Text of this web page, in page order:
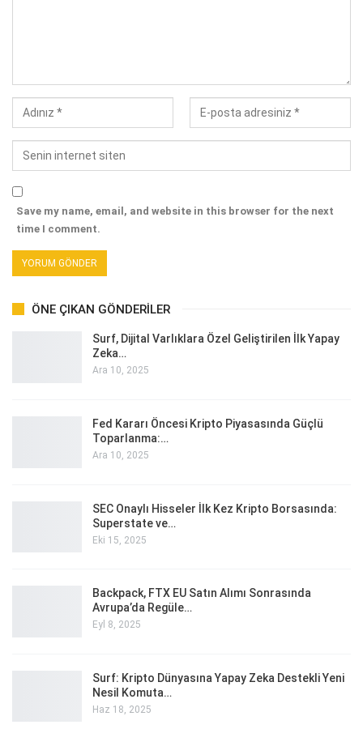
Save my name, email, and website in this browser for the next
time I comment.
ÖNE ÇIKAN GÖNDERILER
Surf, Dijital Varlıklara Özel Geliştirilen İlk Yapay
Zeka…
Ara 10, 2025
Fed Kararı Öncesi Kripto Piyasasında Güçlü
Toparlanma:…
Ara 10, 2025
SEC Onaylı Hisseler İlk Kez Kripto Borsasında:
Superstate ve…
Eki 15, 2025
Backpack, FTX EU Satın Alımı Sonrasında
Avrupa’da Regüle…
Eyl 8, 2025
Surf: Kripto Dünyasına Yapay Zeka Destekli Yeni
Nesil Komuta…
Haz 18, 2025